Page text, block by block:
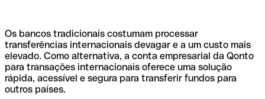
Os bancos tradicionais costumam processar
transferências internacionais devagar e a um custo mais
elevado. Como alternativa, a conta empresarial da Qonto
para transações internacionais oferece uma solução
rápida, acessível e segura para transferir fundos para
outros países.